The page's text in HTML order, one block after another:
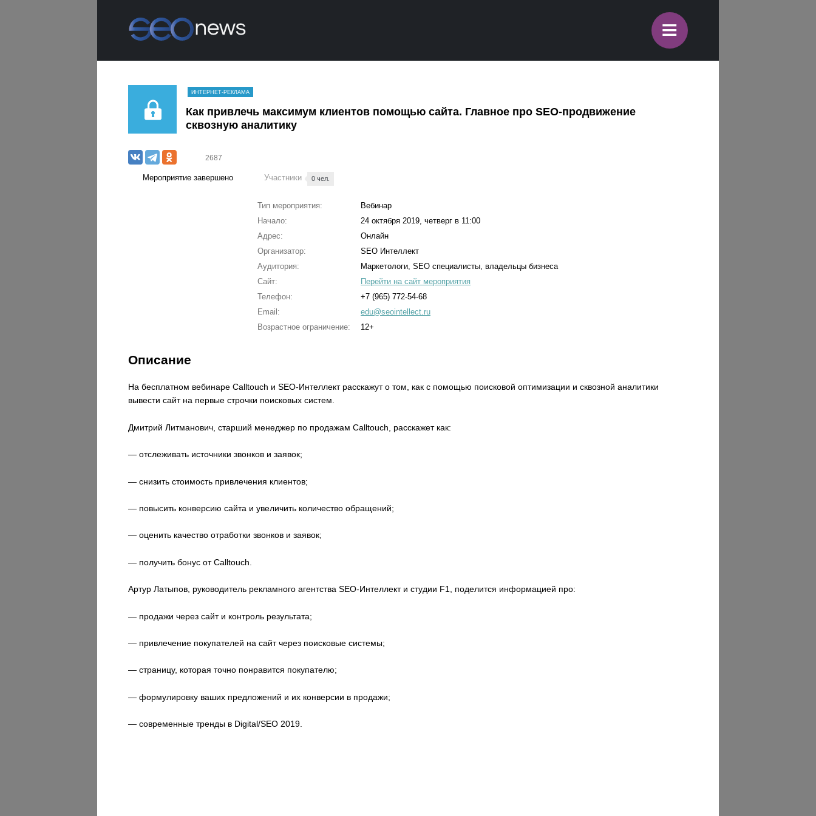
≡
ИНТЕРНЕТ-РЕКЛАМА
Как привлечь максимум клиентов помощью сайта. Главное про SEO-продвижение
сквозную аналитику
2687
Мероприятие завершено Участники 0 чел.
Тип мероприятия:
Вебинар
Начало:
24 октября 2019, четверг в 11:00
Адрес:
Онлайн
Организатор:
SEO Интеллект
Аудитория:
Маркетологи, SEO специалисты, владельцы бизнеса
Сайт:
Перейти на сайт мероприятия
Телефон:
+7 (965) 772-54-68
Email:
edu@seointellect.ru
Возрастное ограничение:
12+
Описание
На бесплатном вебинаре Calltouch и SEO-Интеллект расскажут о том, как с помощью поисковой оптимизации и сквозной аналитики
вывести сайт на первые строчки поисковых систем.
Дмитрий Литманович, старший менеджер по продажам Calltouch, расскажет как:
— отслеживать источники звонков и заявок;
— снизить стоимость привлечения клиентов;
— повысить конверсию сайта и увеличить количество обращений;
— оценить качество отработки звонков и заявок;
— получить бонус от Calltouch.
Артур Латыпов, руководитель рекламного агентства SEO-Интеллект и студии F1, поделится информацией про:
— продажи через сайт и контроль результата;
— привлечение покупателей на сайт через поисковые системы;
— страницу, которая точно понравится покупателю;
— формулировку ваших предложений и их конверсии в продажи;
— современные тренды в Digital/SEO 2019.